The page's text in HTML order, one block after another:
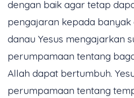
dengan baik agar tetap
pengajaran kepada banyak
danau Yesus mengajarkan
perumpamaan tentang
Allah dapat bertumbuh.
perumpamaan tentang